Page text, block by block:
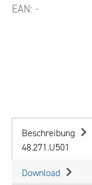
EAN: -
Beschreibung
48.271.U501
Download